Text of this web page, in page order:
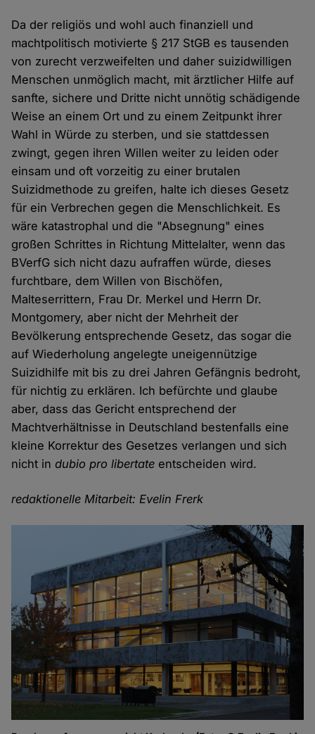
Da der religiös und wohl auch finanziell und
machtpolitisch motivierte § 217 StGB es tausenden
von zurecht verzweifelten und daher suizidwilligen
Menschen unmöglich macht, mit ärztlicher Hilfe auf
sanfte, sichere und Dritte nicht unnötig schädigende
Weise an einem Ort und zu einem Zeitpunkt ihrer
Wahl in Würde zu sterben, und sie stattdessen
zwingt, gegen ihren Willen weiter zu leiden oder
einsam und oft vorzeitig zu einer brutalen
Suizidmethode zu greifen, halte ich dieses Gesetz
für ein Verbrechen gegen die Menschlichkeit. Es
wäre katastrophal und die "Absegnung" eines
großen Schrittes in Richtung Mittelalter, wenn das
BVerfG sich nicht dazu aufraffen würde, dieses
furchtbare, dem Willen von Bischöfen,
Malteserrittern, Frau Dr. Merkel und Herrn Dr.
Montgomery, aber nicht der Mehrheit der
Bevölkerung entsprechende Gesetz, das sogar die
auf Wiederholung angelegte uneigennützige
Suizidhilfe mit bis zu drei Jahren Gefängnis bedroht,
für nichtig zu erklären. Ich befürchte und glaube
aber, dass das Gericht entsprechend der
Machtverhältnisse in Deutschland bestenfalls eine
kleine Korrektur des Gesetzes verlangen und sich
nicht indubio pro libertate entscheiden wird.
redaktionelle Mitarbeit: Evelin Frerk